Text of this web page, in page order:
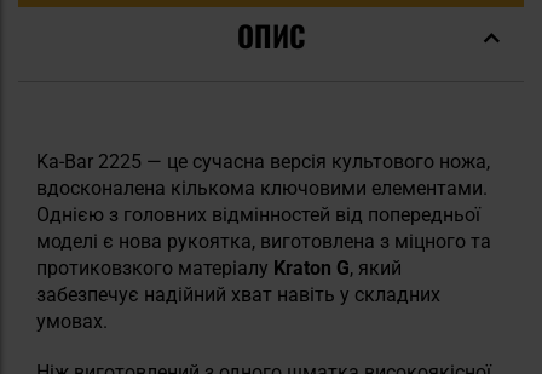
ОПИС
Ka-Bar 2225 — це сучасна версія культового ножа,
вдосконалена кількома ключовими елементами.
Однією з головних відмінностей від попередньої
моделі є нова рукоятка, виготовлена з міцного та
протиковзкого матеріалу Kraton G, який
забезпечує надійний хват навіть у складних
умовах.